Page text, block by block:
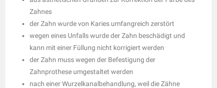
Zahnes
der Zahn wurde von Karies umfangreich zerstört
wegen eines Unfalls wurde der Zahn beschädigt und
kann mit einer Füllung nicht korrigiert werden
der Zahn muss wegen der Befestigung der
Zahnprothese umgestaltet werden
nach einer Wurzelkanalbehandlung, weil die Zähne